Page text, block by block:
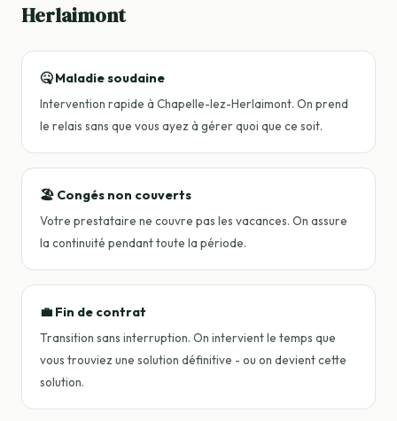
Herlaimont
🤒 Maladie soudaine
Intervention rapide à Chapelle-lez-Herlaimont. On prend
le relais sans que vous ayez à gérer quoi que ce soit.
🏖️ Congés non couverts
Votre prestataire ne couvre pas les vacances. On assure
la continuité pendant toute la période.
💼 Fin de contrat
Transition sans interruption. On intervient le temps que
vous trouviez une solution définitive - ou on devient cette
solution.